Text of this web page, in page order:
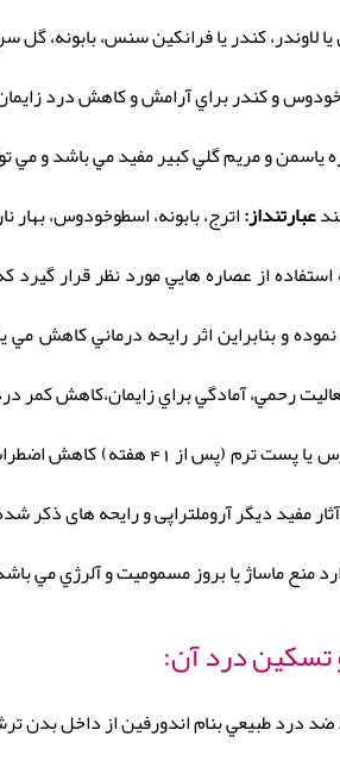
كندر يا فرانكين سنس، بابونه، گل
و كندر براي آرامش و كاهش درد
ياسمن و مريم گلي كبير مفيد مي باشد و
عبارتنداز:اترج، بابونه، اسطوخودوس،
و بنابراين اثر رايحه درماني كاهش
رحمي، آمادگي براي زايمان،كاهش كمر
القاي زايمان در موارد
مفید دیگر آروملتراپی و رایحه های ذکر
منع ماساژ يا بروز مسموميت و آلرژي مي
و تسکین درد آن:
ضد درد طبيعي بنام اندورفين از داخل